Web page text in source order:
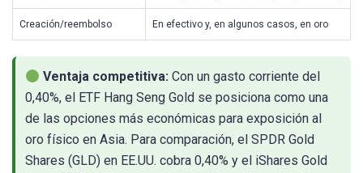
Creación/reembolso En efectivo y, en algunos casos, en oro
Ventaja competitiva: Con un gasto corriente del
0,40%, el ETF Hang Seng Gold se posiciona como una
de las opciones más económicas para exposición al
oro físico en Asia. Para comparación, el SPDR Gold
Shares (GLD) en EE.UU. cobra 0,40% y el iShares Gold